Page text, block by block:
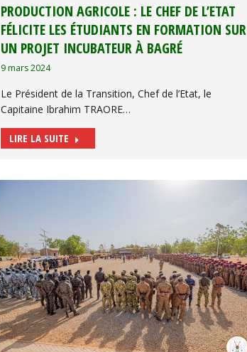
PRODUCTION AGRICOLE : LE CHEF DE L’ETAT
FÉLICITE LES ÉTUDIANTS EN FORMATION SUR
UN PROJET INCUBATEUR À BAGRÉ
9 mars 2024
Le Président de la Transition, Chef de l’Etat, le
Capitaine Ibrahim TRAORE…
LIRE LA SUITE